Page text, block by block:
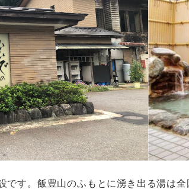
す。飯豊山のふもとに湧き出る湯は